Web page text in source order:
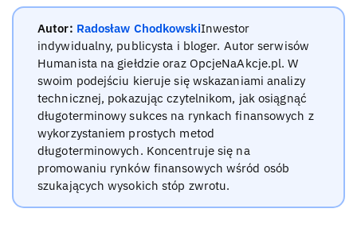
Autor: Radosław ChodkowskiInwestor
indywidualny, publicysta i bloger. Autor serwisów
Humanista na giełdzie oraz OpcjeNaAkcje.pl. W
swoim podejściu kieruje się wskazaniami analizy
technicznej, pokazując czytelnikom, jak osiągnąć
długoterminowy sukces na rynkach finansowych z
wykorzystaniem prostych metod
długoterminowych. Koncentruje się na
promowaniu rynków finansowych wśród osób
szukających wysokich stóp zwrotu.